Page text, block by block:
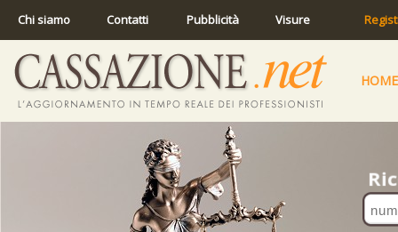
Chi siamo Contatti Pubblicità Visure
HOME